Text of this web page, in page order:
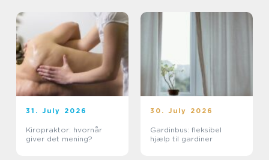
31. July 2026
Kiropraktor: hvornår
giver det mening?
30. July 2026
Gardinbus: fleksibel
hjælp til gardiner